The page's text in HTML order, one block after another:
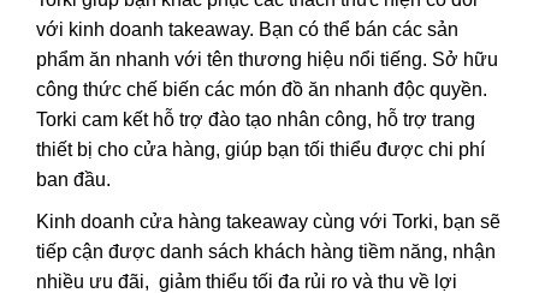
với kinh doanh takeaway. Bạn có thể bán các sản
phẩm ăn nhanh với tên thương hiệu nổi tiếng. Sở hữu
công thức chế biến các món đồ ăn nhanh độc quyền.
Torki cam kết hỗ trợ đào tạo nhân công, hỗ trợ trang
thiết bị cho cửa hàng, giúp bạn tối thiểu được chi phí
ban đầu.
Kinh doanh cửa hàng takeaway cùng với Torki, bạn sẽ
tiếp cận được danh sách khách hàng tiềm năng, nhận
nhiều ưu đãi, giảm thiểu tối đa rủi ro và thu về lợi